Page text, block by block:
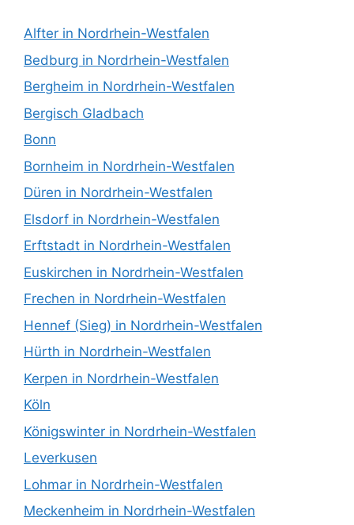
Alfter in Nordrhein-Westfalen
Bedburg in Nordrhein-Westfalen
Bergheim in Nordrhein-Westfalen
Bergisch Gladbach
Bonn
Bornheim in Nordrhein-Westfalen
Düren in Nordrhein-Westfalen
Elsdorf in Nordrhein-Westfalen
Erftstadt in Nordrhein-Westfalen
Euskirchen in Nordrhein-Westfalen
Frechen in Nordrhein-Westfalen
Hennef (Sieg) in Nordrhein-Westfalen
Hürth in Nordrhein-Westfalen
Kerpen in Nordrhein-Westfalen
Köln
Königswinter in Nordrhein-Westfalen
Leverkusen
Lohmar in Nordrhein-Westfalen
Meckenheim in Nordrhein-Westfalen